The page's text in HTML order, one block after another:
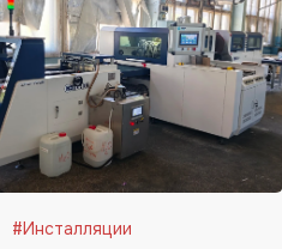
#Инсталляции